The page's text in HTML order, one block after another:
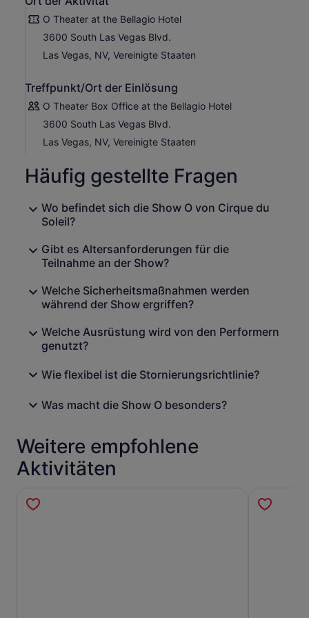
von den 85 Künstlern und ihren gewagten Heldentaten
fasziniert waren, schauen Sie sich die anderen
berühmten Wasserwerke und Brunnen des Bellagio
an.sdad
O Theater at the Bellagio Hotel
3600 South Las Vegas Blvd.
Las Vegas, NV, Vereinigte Staaten
Treffpunkt/Ort der Einlösung
O Theater Box Office at the Bellagio Hotel
3600 South Las Vegas Blvd.
Las Vegas, NV, Vereinigte Staaten
Häufig gestellte Fragen
Wo befindet sich die Show O von Cirque du
Soleil?
Gibt es Altersanforderungen für die
Teilnahme an der Show?
Welche Sicherheitsmaßnahmen werden
während der Show ergriffen?
Welche Ausrüstung wird von den Performern
genutzt?
Wie flexibel ist die Stornierungsrichtlinie?
Was macht die Show O besonders?
Weitere empfohlene
Aktivitäten